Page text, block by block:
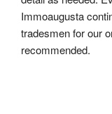
Immoaugusta
tradesmen for our
recommended.